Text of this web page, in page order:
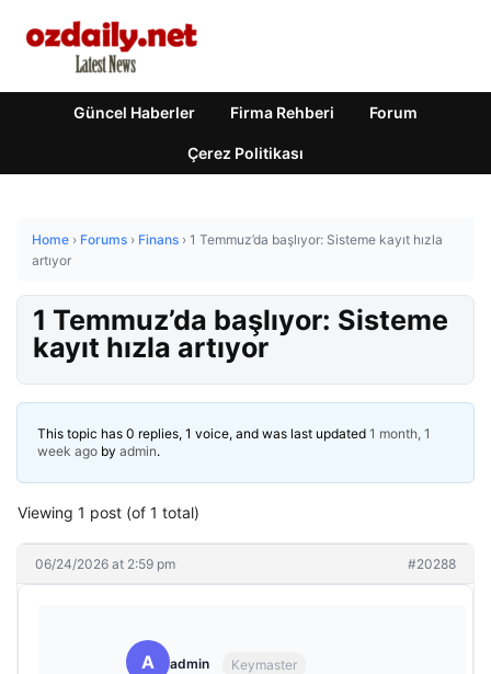
Güncel Haberler Firma Rehberi Forum
Çerez Politikası
Home › Forums › Finans › 1 Temmuz’da başlıyor: Sisteme kayıt hızla
artıyor
1 Temmuz’da başlıyor: Sisteme
kayıt hızla artıyor
This topic has 0 replies, 1 voice, and was last updated 1 month, 1
week ago by admin.
Viewing 1 post (of 1 total)
06/24/2026 at 2:59 pm #20288
A admin Keymaster